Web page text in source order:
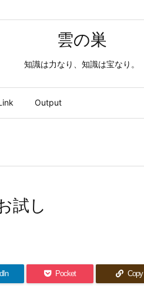
雲の巣
知識は力なり、知識は宝なり。
Output
試し
Pocket Copy